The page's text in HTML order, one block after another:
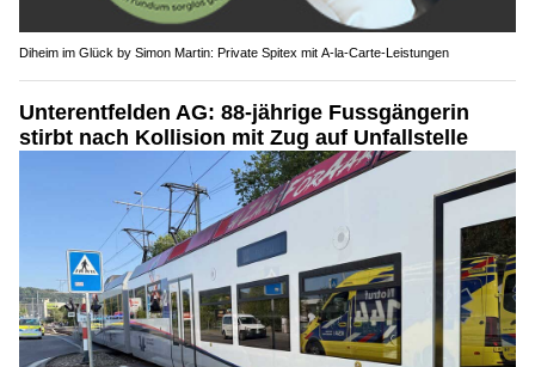
Diheim im Glück by Simon Martin: Private Spitex mit A-la-Carte-Leistungen
Unterentfelden AG: 88-jährige Fussgängerin
stirbt nach Kollision mit Zug auf Unfallstelle